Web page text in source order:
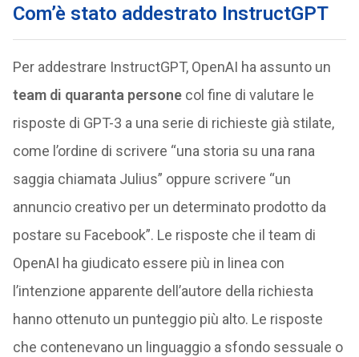
Com’è stato addestrato InstructGPT
Per addestrare InstructGPT, OpenAI ha assunto un
team di quaranta personecol fine di valutare le
risposte di GPT-3 a una serie di richieste già stilate,
come l’ordine di scrivere “una storia su una rana
saggia chiamata Julius” oppure scrivere “un
annuncio creativo per un determinato prodotto da
postare su Facebook”. Le risposte che il team di
OpenAI ha giudicato essere più in linea con
l’intenzione apparente dell’autore della richiesta
hanno ottenuto un punteggio più alto. Le risposte
che contenevano un linguaggio a sfondo sessuale o